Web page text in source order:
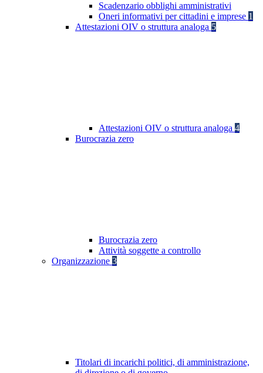
Scadenzario obblighi amministrativi
Oneri informativi per cittadini e imprese 1
Attestazioni OIV o struttura analoga 5
Attestazioni OIV o struttura analoga 4
Burocrazia zero
Burocrazia zero
Attività soggette a controllo
Organizzazione 3
Titolari di incarichi politici, di amministrazione,